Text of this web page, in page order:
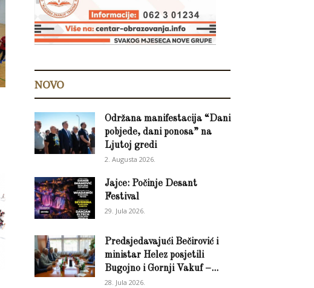
NOVO
Održana manifestacija “Dani
pobjede, dani ponosa” na
Ljutoj gredi
2. Augusta 2026.
Jajce: Počinje Desant
Festival
29. Jula 2026.
Predsjedavajući Bečirović i
ministar Helez posjetili
Bugojno i Gornji Vakuf –...
28. Jula 2026.